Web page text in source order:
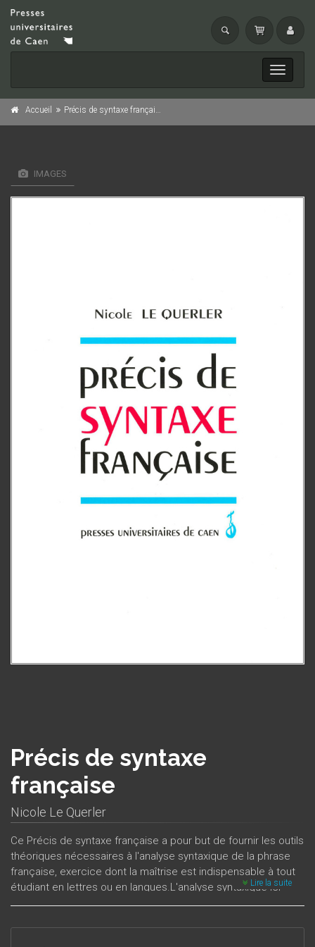
Toggle
Accueil Précis de syntaxe française
IMAGES
Précis de syntaxe
française
Nicole Le Querler
Ce Précis de syntaxe française a pour but de fournir les outils
théoriques nécessaires à l'analyse syntaxique de la phrase
française, exercice dont la maîtrise est indispensable à tout
étudiant en lettres ou en langues.L'analyse syntaxique ici
proposée s’appuie sur des critères formels d’identification
Lire la suite